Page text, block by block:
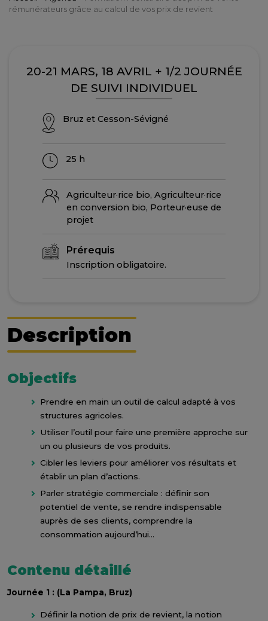
rémunérateurs grâce au calcul de vos prix de revient
Description
Objectifs
Prendre en main un outil de calcul adapté à vos
structures agricoles.
Utiliser l’outil pour faire une première approche sur
un ou plusieurs de vos produits.
Cibler les leviers pour améliorer vos résultats et
établir un plan d’actions.
Parler stratégie commerciale : définir son
potentiel de vente, se rendre indispensable
auprès de ses clients, comprendre la
consommation aujourd’hui…
Contenu détaillé
Journée 1 : (La Pampa, Bruz)
Définir la notion de prix de revient, la notion
20-21 MARS, 18 AVRIL + 1/2 JOURNÉE
DE SUIVI INDIVIDUEL
Bruz et Cesson-Sévigné
25 h
Agriculteur·rice bio, Agriculteur·rice
en conversion bio, Porteur·euse de
projet
Prérequis
Inscription obligatoire.